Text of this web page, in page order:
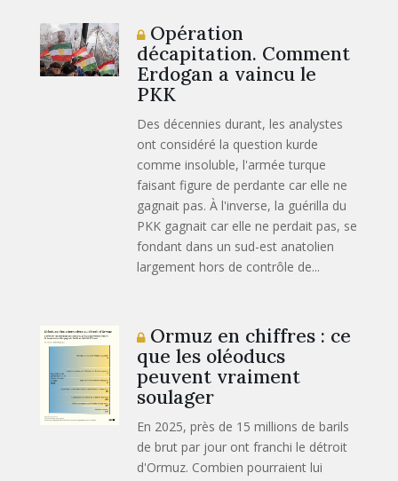
Opération
décapitation. Comment
Erdogan a vaincu le
PKK
Des décennies durant, les analystes
ont considéré la question kurde
comme insoluble, l'armée turque
faisant figure de perdante car elle ne
gagnait pas. À l'inverse, la guérilla du
PKK gagnait car elle ne perdait pas, se
fondant dans un sud-est anatolien
largement hors de contrôle de...
Ormuz en chiffres : ce
que les oléoducs
peuvent vraiment
soulager
En 2025, près de 15 millions de barils
de brut par jour ont franchi le détroit
d'Ormuz. Combien pourraient lui